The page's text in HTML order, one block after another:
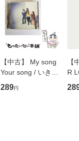
【中古】 My song
Your song / いきも
のがかり / [CD]
【メール便送料無
289円
【
R
産